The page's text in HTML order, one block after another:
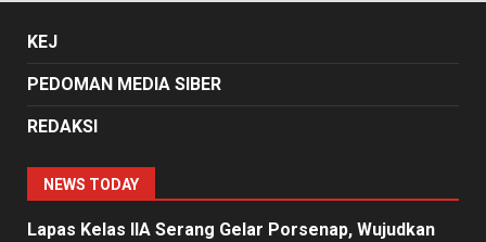
KEJ
PEDOMAN MEDIA SIBER
REDAKSI
NEWS TODAY
Lapas Kelas IIA Serang Gelar Porsenap, Wujudkan